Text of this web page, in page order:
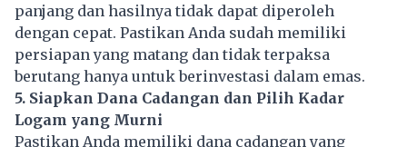
panjang dan hasilnya tidak dapat diperoleh
dengan cepat. Pastikan Anda sudah memiliki
persiapan yang matang dan tidak terpaksa
berutang hanya untuk berinvestasi dalam emas.
5. Siapkan Dana Cadangan dan Pilih Kadar
Logam yang Murni
Pastikan Anda memiliki dana cadangan yang